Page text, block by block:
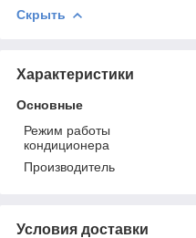
Скрыть
Характеристики
Основные
Режим работы
кондиционера
Производитель
Условия доставки